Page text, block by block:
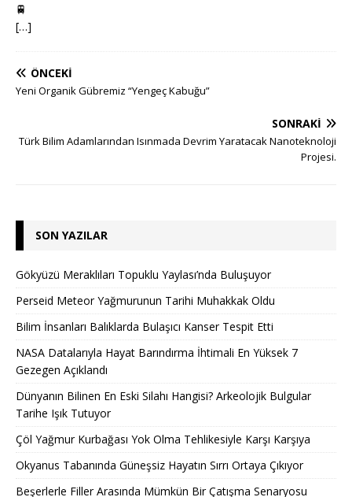
🚆
[…]
ÖNCEKI
Yeni Organik Gübremiz “Yengeç Kabuğu”
SONRAKI
Türk Bilim Adamlarından Isınmada Devrim Yaratacak Nanoteknoloji
Projesi.
SON YAZILAR
Gökyüzü Meraklıları Topuklu Yaylası’nda Buluşuyor
Perseid Meteor Yağmurunun Tarihi Muhakkak Oldu
Bilim İnsanları Balıklarda Bulaşıcı Kanser Tespit Etti
NASA Datalarıyla Hayat Barındırma İhtimali En Yüksek 7
Gezegen Açıklandı
Dünyanın Bilinen En Eski Silahı Hangisi? Arkeolojik Bulgular
Tarihe Işık Tutuyor
Çöl Yağmur Kurbağası Yok Olma Tehlikesiyle Karşı Karşıya
Okyanus Tabanında Güneşsiz Hayatın Sırrı Ortaya Çıkıyor
Beşerlerle Filler Arasında Mümkün Bir Çatışma Senaryosu